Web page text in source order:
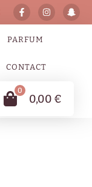
PARFUM
CONTACT
0
0,00 €